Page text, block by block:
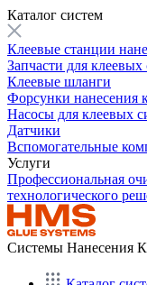
Каталог систем
Клеевые станции
Запчасти для клеевых
Клеевые шланги
Форсунки нанесения
Насосы для клеевых
Датчики
Вспомогательные
Услуги
Профессиональная
технологического
Системы Нанесения